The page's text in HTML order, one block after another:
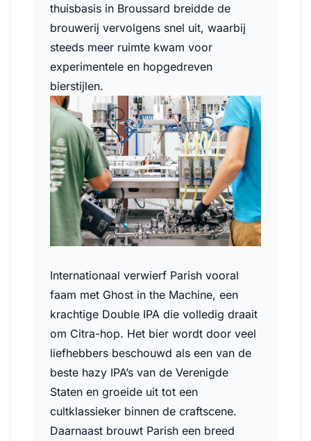
thuisbasis in Broussard breidde de
brouwerij vervolgens snel uit, waarbij
steeds meer ruimte kwam voor
experimentele en hopgedreven
bierstijlen.
Internationaal verwierf Parish vooral
faam met Ghost in the Machine, een
krachtige Double IPA die volledig draait
om Citra-hop. Het bier wordt door veel
liefhebbers beschouwd als een van de
beste hazy IPA’s van de Verenigde
Staten en groeide uit tot een
cultklassieker binnen de craftscene.
Daarnaast brouwt Parish een breed